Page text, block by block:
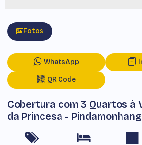
Fotos
WhatsApp
QR Code
Cobertura com 3 Quartos à
da Princesa -